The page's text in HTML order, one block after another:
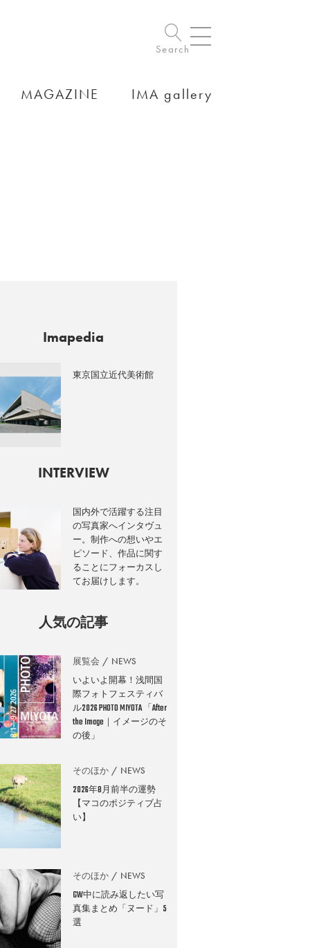
Search
MAGAZINE IMA gallery
Imapedia
東京国立近代美術館
INTERVIEW
国内外で活躍する注目
の写真家へインタヴュ
ー。制作への想いやエ
ピソード、作品に関す
ることにフォーカスし
てお届けします。
人気の記事
展覧会 NEWS
いよいよ開幕！浅間国
際フォトフェスティバ
ル2026 PHOTO MIYOTA 「After
the Image｜イメージのそ
の後」
そのほか NEWS
2026年8月前半の運勢
【マコのポジティブ占
い】
そのほか NEWS
GW中に読み返したい写
真集まとめ「ヌード」5
選